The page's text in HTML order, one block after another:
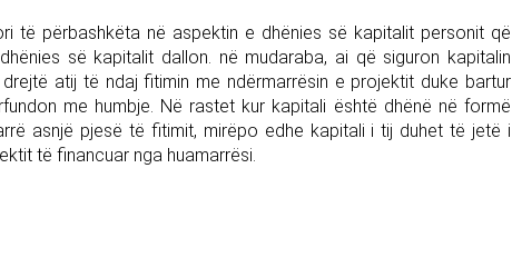
të përbashkëta në aspektin e dhënies së kapitalit personit që
së kapitalit dallon. në mudaraba, ai që siguron kapitalin
atij të ndaj fitimin me ndërmarrësin e projektit duke bartur
me humbje. Në rastet kur kapitali është dhënë në formë
asnjë pjesë të fitimit, mirëpo edhe kapitali i tij duhet të jetë i
të financuar nga huamarrësi.